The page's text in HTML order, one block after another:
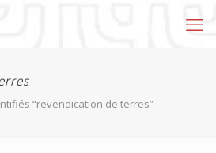
“revendication de terres”